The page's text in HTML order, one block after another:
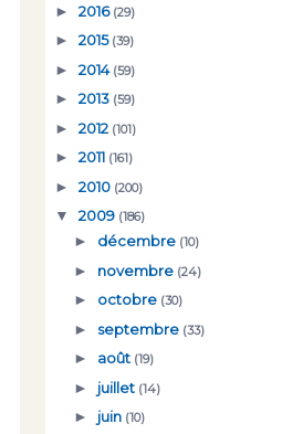
► 2016 (29)
► 2015 (39)
► 2014 (59)
► 2013 (59)
► 2012 (101)
► 2011 (161)
► 2010 (200)
▼ 2009 (186)
► décembre (10)
► novembre (24)
► octobre (30)
► septembre (33)
► août (19)
► juillet (14)
► juin (10)